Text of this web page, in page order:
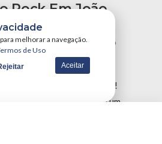
Rock Em João
Um Dos
De Semana Do
João Pessoa tá destruidora!
três grandes eventos em um
melhorar a navegação.
de Uso
Aceitar